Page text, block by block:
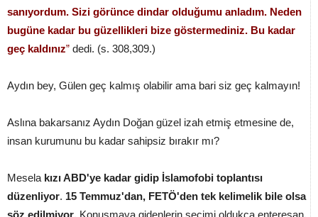
sanıyordum. Sizi görünce dindar olduğumu anladım. Neden
bugüne kadar bu güzellikleri bize göstermediniz. Bu kadar
geç kaldınız” dedi. (s. 308,309.)
Aydın bey, Gülen geç kalmış olabilir ama bari siz geç kalmayın!
Aslına bakarsanız Aydın Doğan güzel izah etmiş etmesine de,
insan kurumunu bu kadar sahipsiz bırakır mı?
Mesela kızı ABD'ye kadar gidip İslamofobi toplantısı
düzenliyor. 15 Temmuz'dan, FETÖ'den tek kelimelik bile olsa
söz edilmiyor. Konuşmaya gidenlerin seçimi oldukça enteresan.